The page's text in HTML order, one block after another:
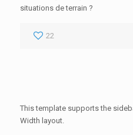
situations de terrain ?
22
This template supports the
Width layout.